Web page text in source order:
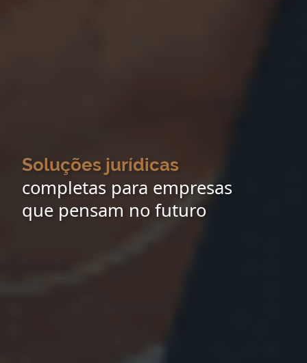
Soluções jurídicas
completas para empresas
que pensam no futuro